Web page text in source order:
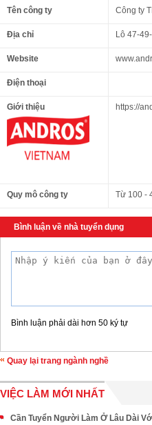
Tên công ty Công ty
Địa chỉ Lô 47-
Website
Điện thoại
Giới thiệu https://
Quy mô công ty Từ 100 -
Bình luận về nhà tuyển dụng
Bình luận phải dài hơn 50 ký tự
Quay lại trang ngành nghề
VIỆC LÀM MỚI NHẤT